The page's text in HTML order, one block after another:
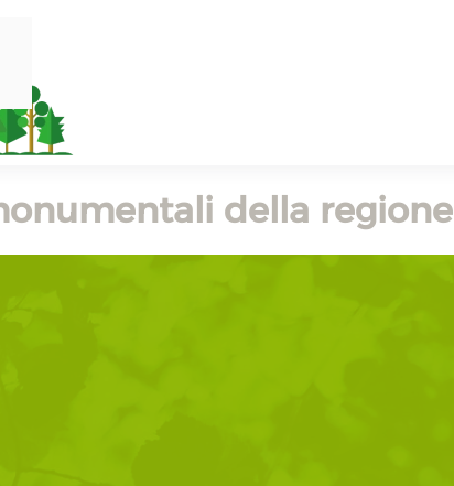
della regione